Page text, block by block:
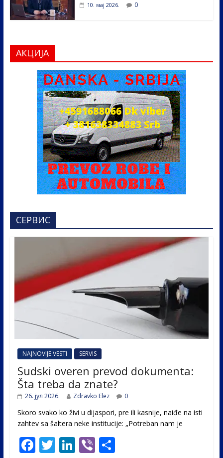
10. мај 2026. 0
АКЦИЈА
СЕРВИС
NAJNOVIJE VESTI SERVIS
Sudski overen prevod dokumenta:
Šta treba da znate?
26. јул 2026. Zdravko Elez 0
Skoro svako ko živi u dijaspori, pre ili kasnije, naiđe na isti
zahtev sa šaltera neke institucije: „Potreban nam je
F T Li Vi S